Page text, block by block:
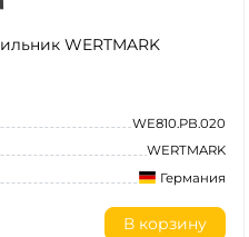
WERTMARK
WE810.PB.020
WERTMARK
Германия
В корзину